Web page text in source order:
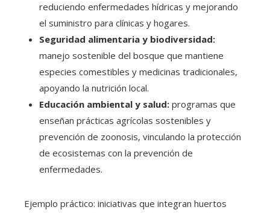
reduciendo enfermedades hídricas y mejorando
el suministro para clínicas y hogares.
Seguridad alimentaria y biodiversidad:
manejo sostenible del bosque que mantiene
especies comestibles y medicinas tradicionales,
apoyando la nutrición local.
Educación ambiental y salud: programas que
enseñan prácticas agrícolas sostenibles y
prevención de zoonosis, vinculando la protección
de ecosistemas con la prevención de
enfermedades.
Ejemplo práctico: iniciativas que integran huertos